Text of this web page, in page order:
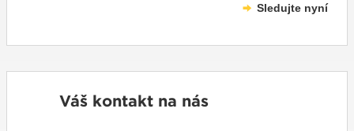
Sledujte nyní
Váš kontakt na nás